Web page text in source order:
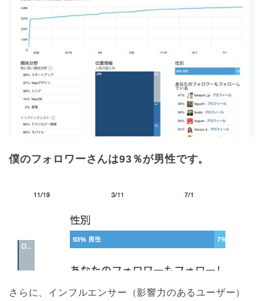
僕のフォロワーさんは93％が男性です。
さらに、インフルエンサー（影響力のあるユーザー）